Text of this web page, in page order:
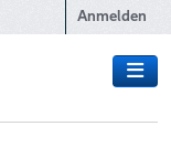
Anmelden